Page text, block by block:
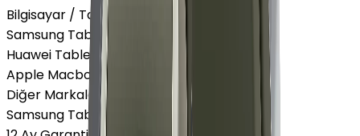
Bilgisayar / Tablet
Samsung Tablet
Huawei Tablet
Apple Macbook
Diğer Markalar
Samsung Tablet